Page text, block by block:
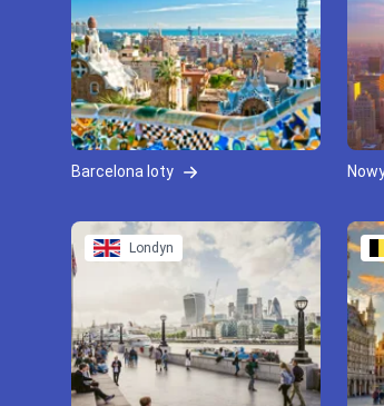
Barcelona loty
Londyn